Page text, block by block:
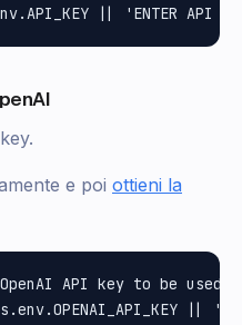
e poi ottieni la
API key to be used